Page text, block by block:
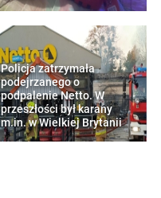
Policja zatrzymała
podejrzanego o
podpalenie Netto. W
przeszłości był karany
m.in. w Wielkiej Brytanii